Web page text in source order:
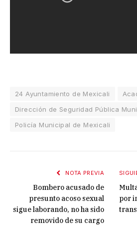
24 Ayuntamiento de Mexicali
Dirección de Seguridad Pública
Policía Municipal de Mexicali
NOTA PREVIA
Bombero acusado de
presunto acoso sexual
sigue laborando, no ha sido
removido de su cargo
por